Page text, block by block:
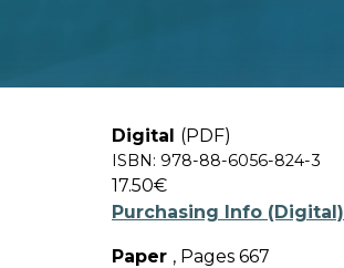
Digital (PDF)
ISBN: 978-88-6056-824-3
17.50€
Purchasing Info (Digital)
Paper , Pages 667